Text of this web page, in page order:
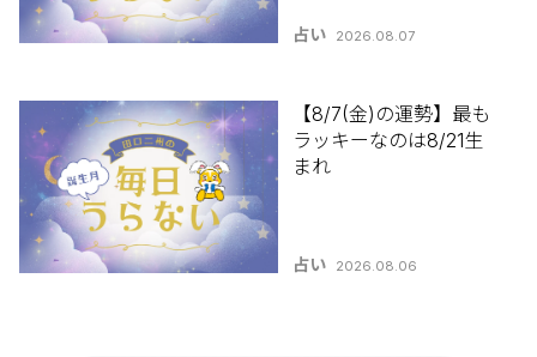
占い 2026.08.07
【8/7(金)の運勢】最も
ラッキーなのは8/21生
まれ
占い 2026.08.06